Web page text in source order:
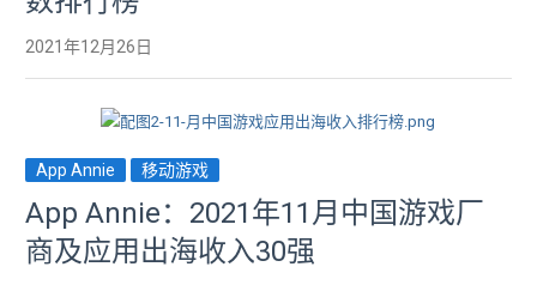
2021年12月26日
App Annie 移动游戏
App Annie：2021年11月中国游戏厂
商及应用出海收入30强